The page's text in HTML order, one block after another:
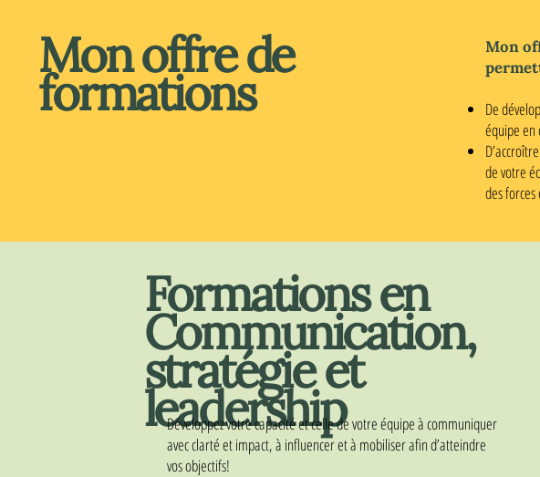
Mon offre de
formations
Mon
De
équipe en
de votre
des
Formations en
Communication,
stratégie et
leadership
Développez votre capacité et celle de votre équipe à communiquer
avec clarté et impact, à influencer et à mobiliser afin d’atteindre
vos objectifs!